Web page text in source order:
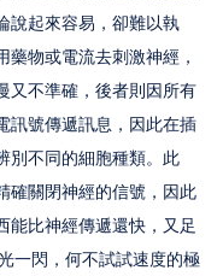
說起來容易，卻難以執
藥物或電流去刺激神經，
又不準確，後者則因所有
訊號傳遞訊息，因此在插
別不同的細胞種類。此
確關閉神經的信號，因此
能比神經傳遞還快，又足
一閃，何不試試速度的極